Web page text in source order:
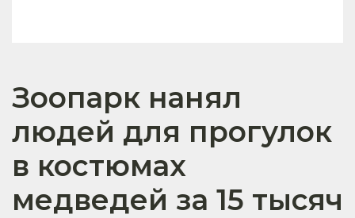
Зоопарк нанял
людей для прогулок
в костюмах
медведей за 15 тысяч